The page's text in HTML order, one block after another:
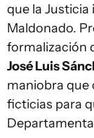
que la
Maldonado.
formalización
José Luis
maniobra que
ficticias para